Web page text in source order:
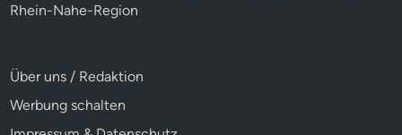
Rhein-Nahe-Region
Über uns / Redaktion
Werbung schalten